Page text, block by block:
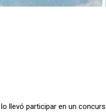
llevó participar en un